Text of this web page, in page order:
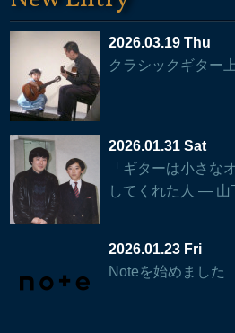
2026.03.19 Thu
クラシックギター
2026.01.31 Sat
「ギターは小さな
してくれた人 — 山
2026.01.23 Fri
Noteを始めました